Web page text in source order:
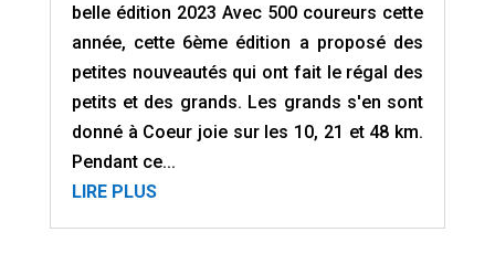
belle édition 2023 Avec 500 coureurs cette
année, cette 6ème édition a proposé des
petites nouveautés qui ont fait le régal des
petits et des grands. Les grands s'en sont
donné à Coeur joie sur les 10, 21 et 48 km.
Pendant ce...
LIRE PLUS